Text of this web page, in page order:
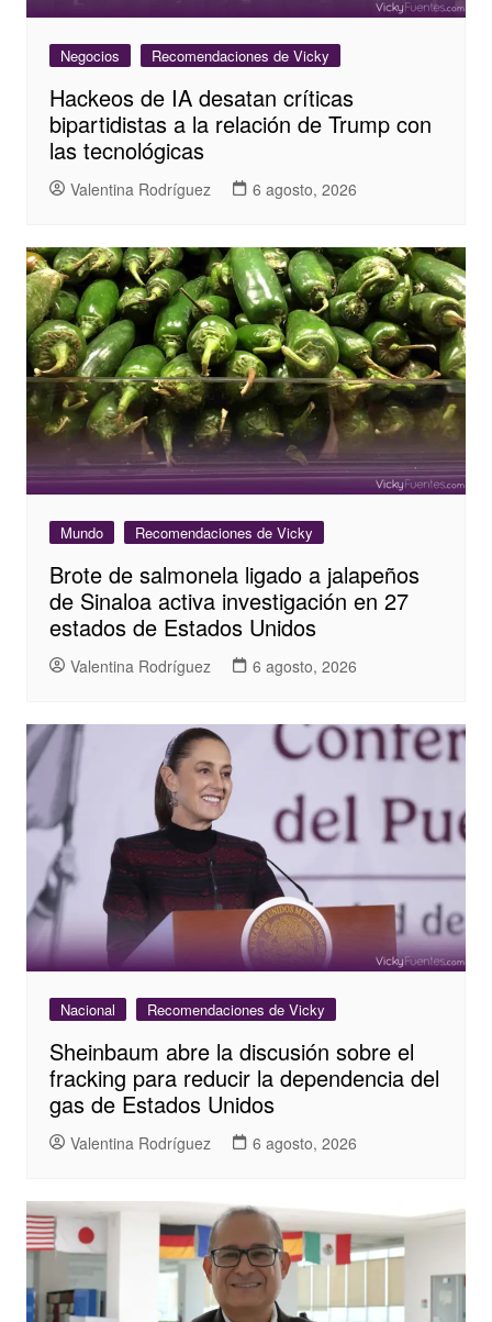
Negocios Recomendaciones de Vicky
Hackeos de IA desatan críticas
bipartidistas a la relación de Trump con
las tecnológicas
Valentina Rodríguez 6 agosto, 2026
Mundo Recomendaciones de Vicky
Brote de salmonela ligado a jalapeños
de Sinaloa activa investigación en 27
estados de Estados Unidos
Valentina Rodríguez 6 agosto, 2026
Nacional Recomendaciones de Vicky
Sheinbaum abre la discusión sobre el
fracking para reducir la dependencia del
gas de Estados Unidos
Valentina Rodríguez 6 agosto, 2026